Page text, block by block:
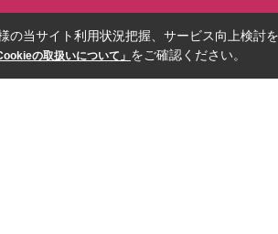
の当サイト利用状況把握、サービス向上検討
の取扱いについて」 をご確認ください。